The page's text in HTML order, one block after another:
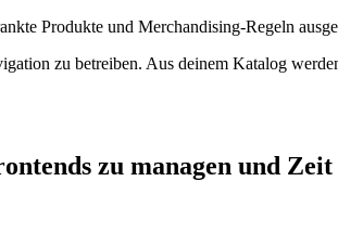
Produkte und Merchandising-Regeln
zu betreiben. Aus deinem Katalog
zu managen und Zeit